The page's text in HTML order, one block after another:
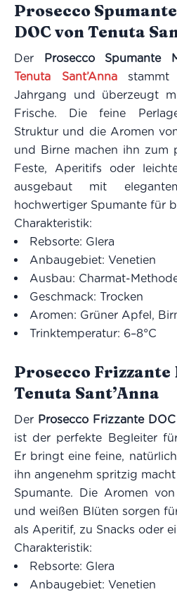
Prosecco
DOC von Tenuta
Der Prosecco Spumante
Tenuta Sant’Annastammt
Jahrgang und überzeugt
Frische. Die feine
Struktur und die Aromen
und Birne machen ihn zum
Feste, Aperitifs oder
ausgebaut mit
hochwertiger Spumante für
Charakteristik:
Rebsorte: Glera
Anbaugebiet: Venetien
Ausbau: Charmat-
Geschmack: Trocken
Aromen: Grüner Apfel,
Trinktemperatur: 6–8°C
Prosecco Frizzante
Tenuta Sant’Anna
Der Prosecco Frizzante DOC
ist der perfekte Begleiter
Er bringt eine feine,
ihn angenehm spritzig
Spumante. Die Aromen
und weißen Blüten sorgen
als Aperitif, zu Snacks oder
Charakteristik:
Rebsorte: Glera
Anbaugebiet: Venetien